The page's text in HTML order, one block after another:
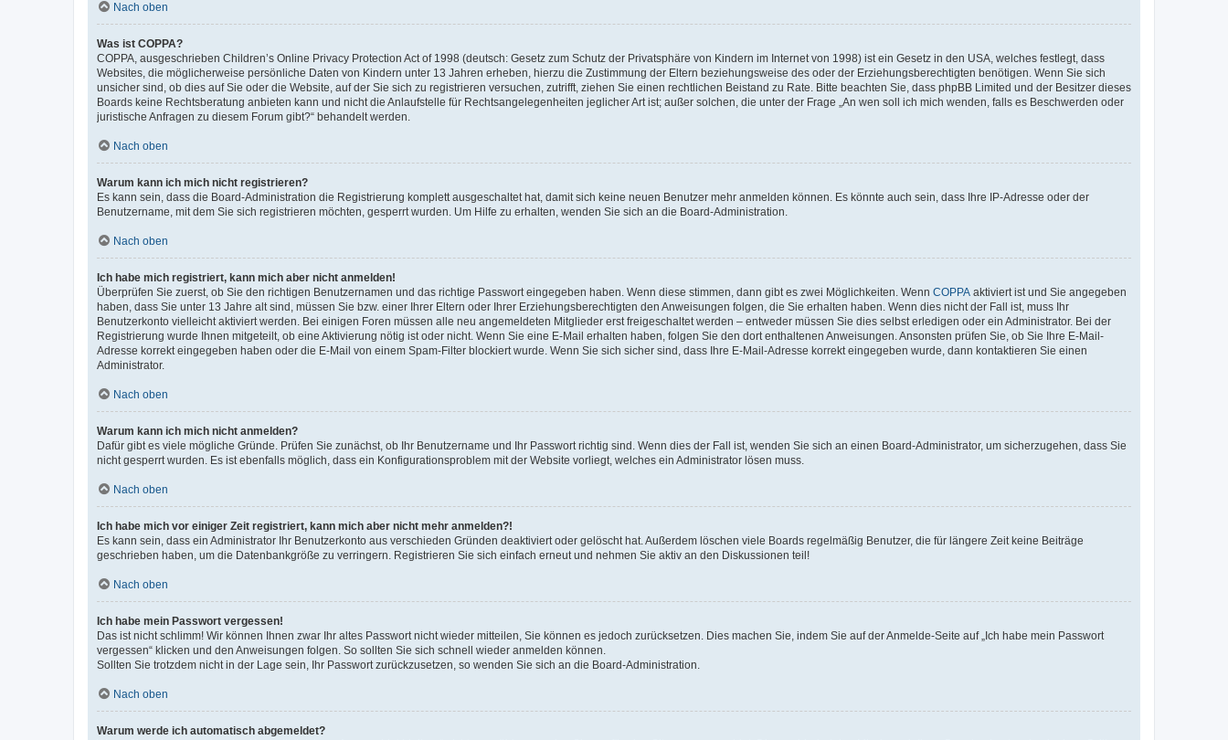
Nach oben
Was ist COPPA?
COPPA, ausgeschrieben Children’s Online Privacy Protection Act of 1998 (deutsch: Gesetz zum Schutz der Privatsphäre von Kindern im Internet von 1998) ist ein Gesetz in den USA, welches festlegt, dass
Websites, die möglicherweise persönliche Daten von Kindern unter 13 Jahren erheben, hierzu die Zustimmung der Eltern beziehungsweise des oder der Erziehungsberechtigten benötigen. Wenn Sie sich
unsicher sind, ob dies auf Sie oder die Website, auf der Sie sich zu registrieren versuchen, zutrifft, ziehen Sie einen rechtlichen Beistand zu Rate. Bitte beachten Sie, dass phpBB Limited und der Besitzer dieses
Boards keine Rechtsberatung anbieten kann und nicht die Anlaufstelle für Rechtsangelegenheiten jeglicher Art ist; außer solchen, die unter der Frage „An wen soll ich mich wenden, falls es Beschwerden oder
juristische Anfragen zu diesem Forum gibt?“ behandelt werden.
Nach oben
Warum kann ich mich nicht registrieren?
Es kann sein, dass die Board-Administration die Registrierung komplett ausgeschaltet hat, damit sich keine neuen Benutzer mehr anmelden können. Es könnte auch sein, dass Ihre IP-Adresse oder der
Benutzername, mit dem Sie sich registrieren möchten, gesperrt wurden. Um Hilfe zu erhalten, wenden Sie sich an die Board-Administration.
Nach oben
Ich habe mich registriert, kann mich aber nicht anmelden!
Überprüfen Sie zuerst, ob Sie den richtigen Benutzernamen und das richtige Passwort eingegeben haben. Wenn diese stimmen, dann gibt es zwei Möglichkeiten. Wenn COPPA aktiviert ist und Sie angegeben
haben, dass Sie unter 13 Jahre alt sind, müssen Sie bzw. einer Ihrer Eltern oder Ihrer Erziehungsberechtigten den Anweisungen folgen, die Sie erhalten haben. Wenn dies nicht der Fall ist, muss Ihr
Benutzerkonto vielleicht aktiviert werden. Bei einigen Foren müssen alle neu angemeldeten Mitglieder erst freigeschaltet werden – entweder müssen Sie dies selbst erledigen oder ein Administrator. Bei der
Registrierung wurde Ihnen mitgeteilt, ob eine Aktivierung nötig ist oder nicht. Wenn Sie eine E-Mail erhalten haben, folgen Sie den dort enthaltenen Anweisungen. Ansonsten prüfen Sie, ob Sie Ihre E-Mail-
Adresse korrekt eingegeben haben oder die E-Mail von einem Spam-Filter blockiert wurde. Wenn Sie sich sicher sind, dass Ihre E-Mail-Adresse korrekt eingegeben wurde, dann kontaktieren Sie einen
Administrator.
Nach oben
Warum kann ich mich nicht anmelden?
Dafür gibt es viele mögliche Gründe. Prüfen Sie zunächst, ob Ihr Benutzername und Ihr Passwort richtig sind. Wenn dies der Fall ist, wenden Sie sich an einen Board-Administrator, um sicherzugehen, dass Sie
nicht gesperrt wurden. Es ist ebenfalls möglich, dass ein Konfigurationsproblem mit der Website vorliegt, welches ein Administrator lösen muss.
Nach oben
Ich habe mich vor einiger Zeit registriert, kann mich aber nicht mehr anmelden?!
Es kann sein, dass ein Administrator Ihr Benutzerkonto aus verschieden Gründen deaktiviert oder gelöscht hat. Außerdem löschen viele Boards regelmäßig Benutzer, die für längere Zeit keine Beiträge
geschrieben haben, um die Datenbankgröße zu verringern. Registrieren Sie sich einfach erneut und nehmen Sie aktiv an den Diskussionen teil!
Nach oben
Ich habe mein Passwort vergessen!
Das ist nicht schlimm! Wir können Ihnen zwar Ihr altes Passwort nicht wieder mitteilen, Sie können es jedoch zurücksetzen. Dies machen Sie, indem Sie auf der Anmelde-Seite auf „Ich habe mein Passwort
vergessen“ klicken und den Anweisungen folgen. So sollten Sie sich schnell wieder anmelden können.
Sollten Sie trotzdem nicht in der Lage sein, Ihr Passwort zurückzusetzen, so wenden Sie sich an die Board-Administration.
Nach oben
Warum werde ich automatisch abgemeldet?